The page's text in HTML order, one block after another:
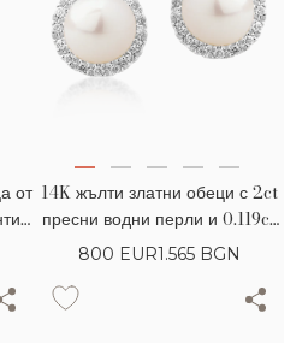
от 14K жълти златни обеци с 2ct
пресни водни перли и 0.119ct
диаманти
800 EUR1.565 BGN